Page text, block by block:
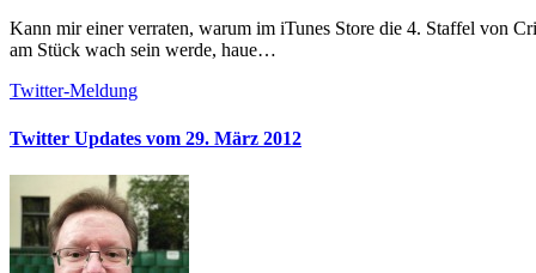
Kann mir einer verraten, warum im iTunes Store die 4. Staffel von Criminal Minds so unverschämt teuer ist? # Bevor ich gleich 21 Stunden
am Stück wach sein werde, haue…
Twitter-Meldung
Twitter Updates vom 29. März 2012